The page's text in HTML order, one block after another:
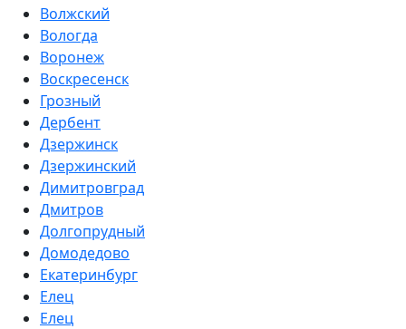
Волжский
Вологда
Воронеж
Воскресенск
Грозный
Дербент
Дзержинск
Дзержинский
Димитровград
Дмитров
Долгопрудный
Домодедово
Екатеринбург
Елец
Елец